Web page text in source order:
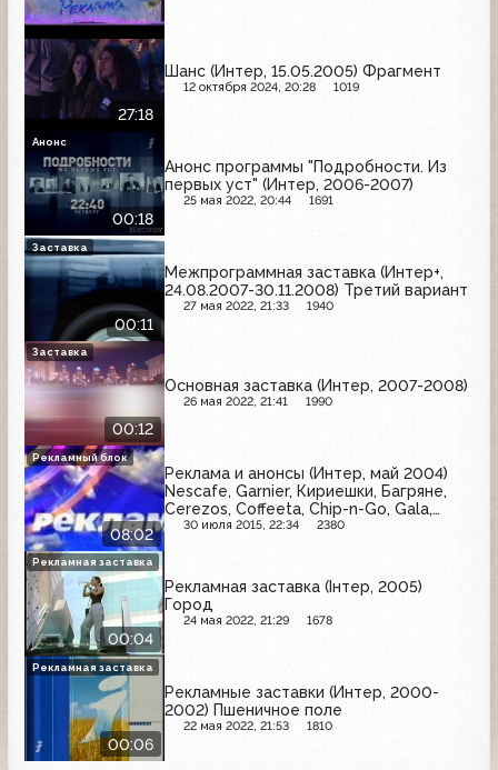
27:18
Шанс (Интер, 15.05.2005) Фрагмент
12 октября 2024, 20:28 1019
00:18
Анонс программы "Подробности. Из
первых уст" (Интер, 2006-2007)
25 мая 2022, 20:44 1691
Анонс
00:11
Межпрограммная заставка (Интер+,
24.08.2007-30.11.2008) Третий вариант
27 мая 2022, 21:33 1940
Заставка
00:12
Основная заставка (Интер, 2007-2008)
26 мая 2022, 21:41 1990
Заставка
08:02
Реклама и анонсы (Интер, май 2004)
Nescafe, Garnier, Кириешки, Багряне,
Cerezos, Coffeeta, Chip-n-Go, Gala,
Sanino, Изабелла
30 июля 2015, 22:34 2380
Рекламный блок
00:04
Рекламная заставка (Iнтер, 2005)
Город
24 мая 2022, 21:29 1678
Рекламная заставка
00:06
Рекламные заставки (Интер, 2000-
2002) Пшеничное поле
22 мая 2022, 21:53 1810
Рекламная заставка